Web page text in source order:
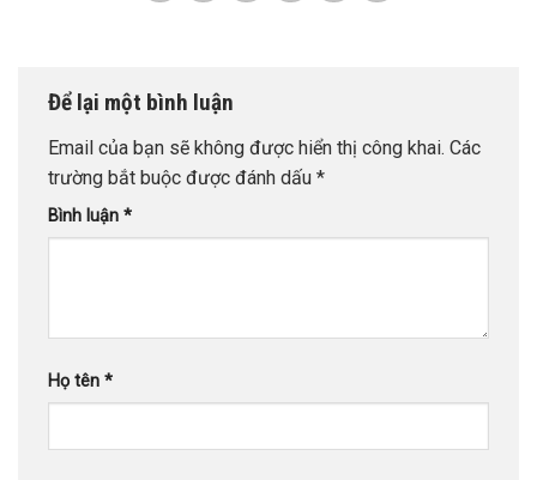
Để lại một bình luận
Email của bạn sẽ không được hiển thị công khai. Các
trường bắt buộc được đánh dấu *
Bình luận *
Họ tên *